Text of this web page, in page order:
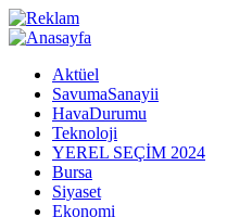
Aktüel
SavumaSanayii
HavaDurumu
Teknoloji
YEREL SEÇİM 2024
Bursa
Siyaset
Ekonomi